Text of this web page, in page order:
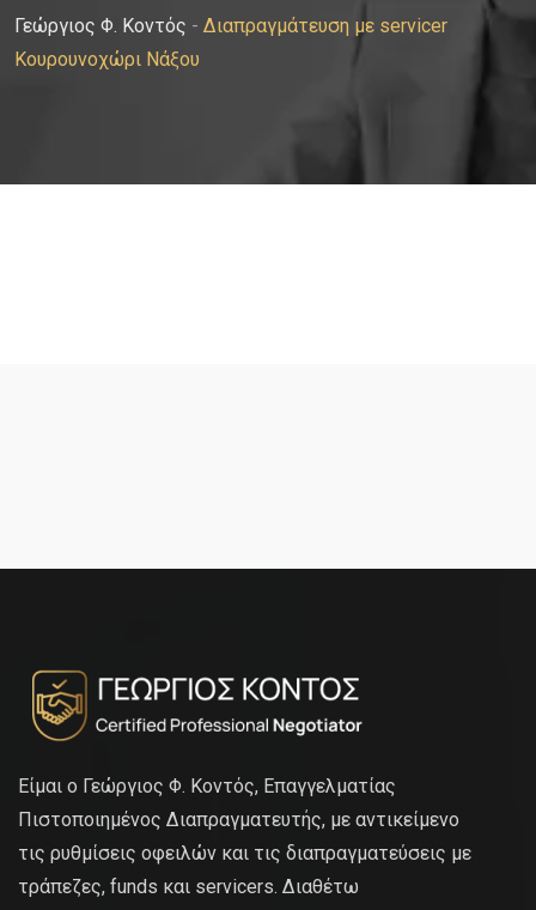
Γεώργιος Φ. Κοντός - Διαπραγμάτευση με servicer
Κουρουνοχώρι Νάξου
Είμαι ο Γεώργιος Φ. Κοντός, Επαγγελματίας
Πιστοποιημένος Διαπραγματευτής, με αντικείμενο
τις ρυθμίσεις οφειλών και τις διαπραγματεύσεις με
τράπεζες, funds και servicers. Διαθέτω